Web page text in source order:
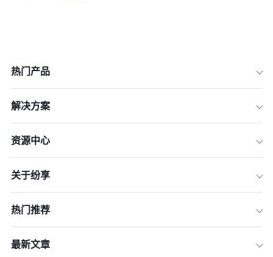
一、SFA系统升级的必要性：为什么企
五、未来展望：AI赋能的下一代SFA系
热门产品
解决方案
资源中心
关于纷享
热门推荐
最新文章